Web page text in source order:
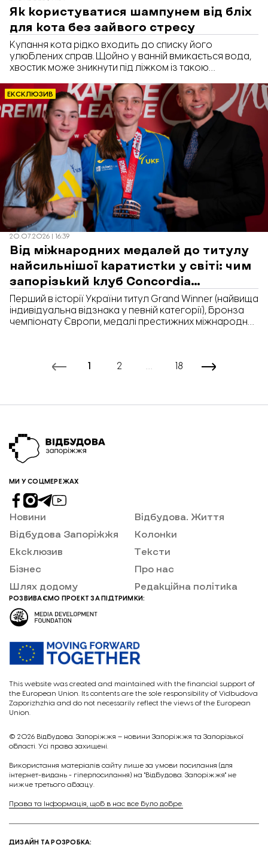
Як користуватися шампунем від бліх
для кота без зайвого стресу
Купання кота рідко входить до списку його
улюблених справ. Щойно у ванній вмикається вода,
хвостик може зникнути під ліжком із такою
ЕКСКЛЮЗИВ
20.07.2026 | 16:39
Від міжнародних медалей до титулу
найсильнішої каратистки у світі: чим
запорізький клуб Concordia
відзначився в сезоні
Перший в історії України титул Grand Winner (найвища
індивідуальна відзнака у певній категорії), бронза
чемпіонату Європи, медалі престижних міжнародних
Запоріжжя» дізналась, як клуб готує спортсменів
1 2 … 18
МИ У СОЦМЕРЕЖАХ
Новини
Відбудова Запоріжжя
Ексклюзив
Бізнес
Шлях додому
Відбудова. Життя
Колонки
Тексти
Про нас
Редакційна політика
РОЗВИВАЄМО ПРОЕКТ ЗА ПІДТРИМКИ:
This website was created and maintained with the financial support of
the European Union. Its contents are the sole responsibility of Vidbudova
Zaporizhzhia and do not necessarily reflect the views of the European
Union.
© 2026 Відбудова. Запоріжжя – новини Запоріжжя та Запорізької
області. Усі права захищені.
Викориcтання матеріалів сайту лише за умови посилання (для
інтернет-видань - гіперпосилання) на "Відбудова. Запоріжжя" не
нижче третього абзацу.
Права та Інформація, щоб в нас все було добре.
ДИЗАЙН ТА РОЗРОБКА: